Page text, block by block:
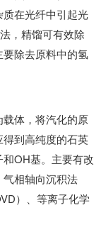
在光纤中引起光
，精馏可有效除
除去原料中的氢
体，将汽化的原
到高纯度的石英
OH基。主要有改
相轴向沉积法
）、等离子化学